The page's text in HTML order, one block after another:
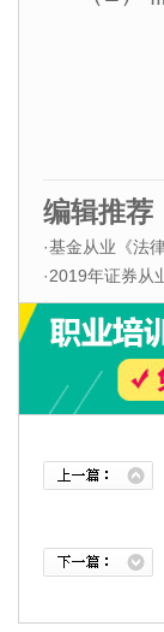
编辑推荐
·基金从业《法
·2019年证券从